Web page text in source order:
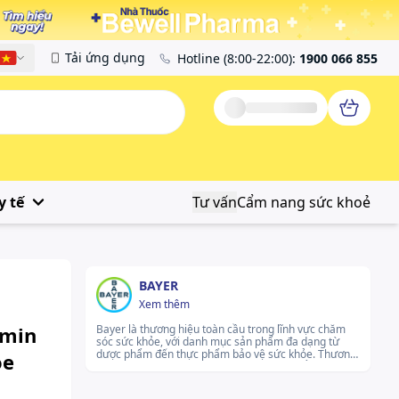
Việt Tải ứng dụng Hotline (8:00-22:00): 1900 066 855
tế Tư vấnCẩm nang sức khoẻ
BAYER
Xem thêm
Bayer là thương hiệu toàn cầu trong lĩnh vực chăm
sóc sức khỏe, với danh mục sản phẩm đa dạng từ
dược phẩm đến thực phẩm bảo vệ sức khỏe. Thương